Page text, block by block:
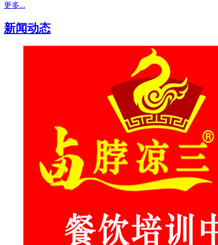
更多...
新闻动态